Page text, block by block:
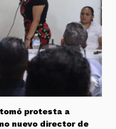
protesta a
nuevo director de